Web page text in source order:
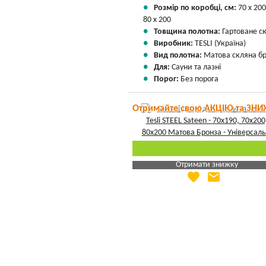
Розмір по коробці, см: 70 х
80 х 200
Товщина полотна: Гартоване
Виробник: TESLI (Україна)
Вид полотна: Матова скляна
Для: Сауни та лазні
Порог: Без порога
Отримайте свою АКЦІЮ та
Отримати знижку
Яка Ваша ціна
favorite email